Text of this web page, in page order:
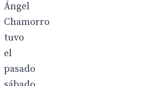
Ángel
Chamorro
tuvo
el
pasado